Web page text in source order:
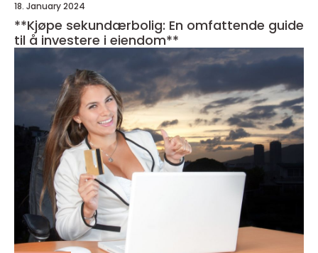
18. January 2024
**Kjøpe sekundærbolig: En omfattende guide
til å investere i eiendom**